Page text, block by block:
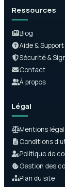
Ressources
Blog
Aide & Support
Sécurité &
Contact
À propos
Légal
Mentions
Conditions
Politique de
Gestion des
Plan du site